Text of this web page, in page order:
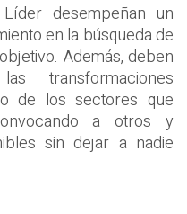
desempeñan un
en la búsqueda de
Además, deben
transformaciones
de los sectores que
a otros y
sin dejar a nadie